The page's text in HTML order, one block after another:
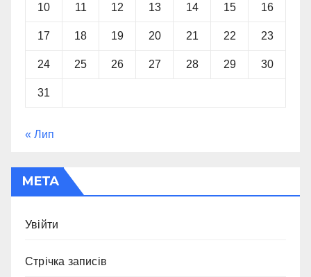
10 11 12 13 14 15 16
17 18 19 20 21 22 23
24 25 26 27 28 29 30
31
« Лип
МЕТА
Увійти
Стрічка записів